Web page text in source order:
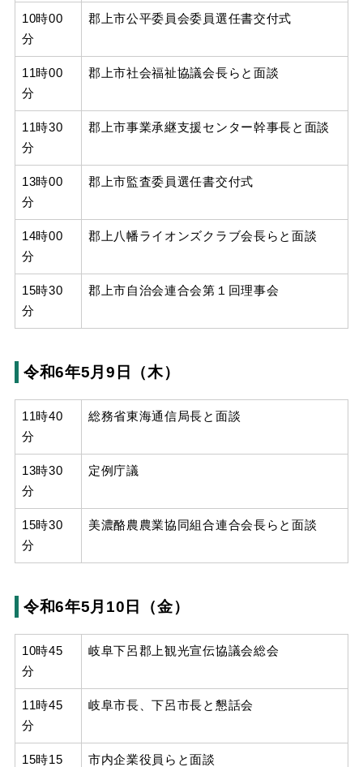
10時00
分
郡上市公平委員会委員選任書交付式
11時00
分
郡上市社会福祉協議会長らと面談
11時30
分
郡上市事業承継支援センター幹事長と面談
13時00
分
郡上市監査委員選任書交付式
14時00
分
郡上八幡ライオンズクラブ会長らと面談
15時30
分
郡上市自治会連合会第１回理事会
令和6年5月9日（木）
11時40
分
総務省東海通信局長と面談
13時30
分
定例庁議
15時30
分
美濃酪農農業協同組合連合会長らと面談
令和6年5月10日（金）
10時45
分
岐阜下呂郡上観光宣伝協議会総会
11時45
分
岐阜市長、下呂市長と懇話会
15時15
市内企業役員らと面談